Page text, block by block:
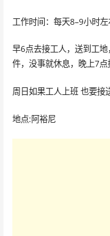
工作时间：每天8–9小时左
早6点去接工人，送到工
件，没事就休息，晚上7点
周日如果工人上班 也要接
地点:阿裕尼